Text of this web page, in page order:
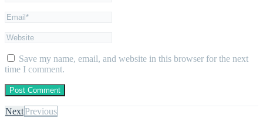
Save my name, email, and website in this browser for the next
time I comment.
NextPrevious